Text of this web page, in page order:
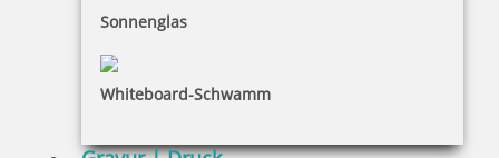
Sonnenglas
Whiteboard-Schwamm
Jetzt gestalten